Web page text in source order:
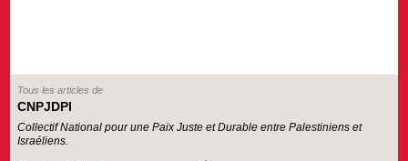
Tous les articles de
CNPJDPI
Collectif National pour une Paix Juste et Durable entre Palestiniens et
Israéliens.